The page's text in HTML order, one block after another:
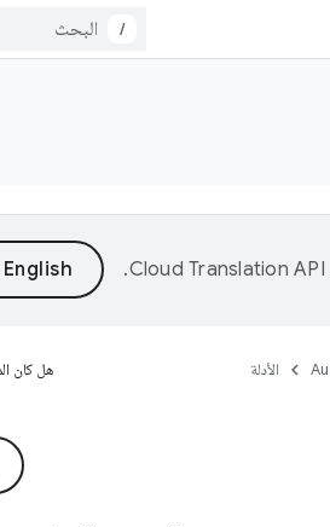
/
Cloud Translation API‏
.
الأدلة هل كان